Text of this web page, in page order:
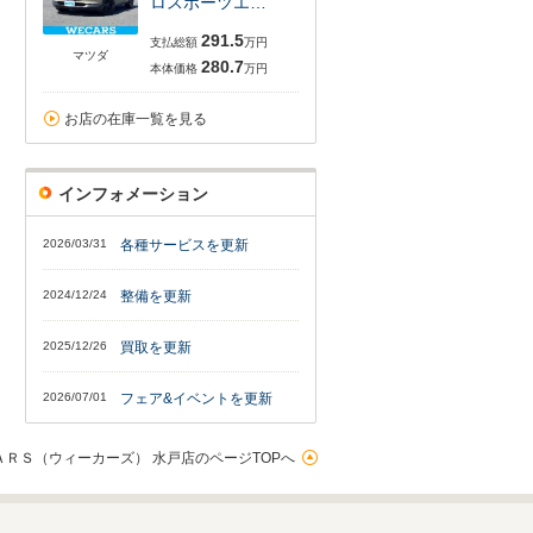
マツダ
支払総額 291.5万円
本体価格 280.7万円
お店の在庫一覧を見る
インフォメーション
2026/03/31 各種サービスを更新
2024/12/24 整備を更新
2025/12/26 買取を更新
2026/07/01 フェア&イベントを更新
ＲＳ（ウィーカーズ） 水戸店のページTOPへ